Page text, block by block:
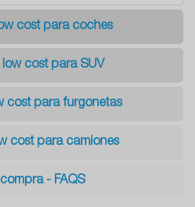
cost para coches
cost para SUV
cost para furgonetas
cost para camiones
- FAQS